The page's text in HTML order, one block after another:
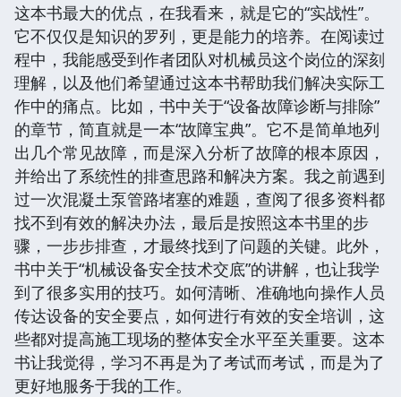
这本书最大的优点，在我看来，就是它的“实战性”。
它不仅仅是知识的罗列，更是能力的培养。在阅读过
程中，我能感受到作者团队对机械员这个岗位的深刻
理解，以及他们希望通过这本书帮助我们解决实际工
作中的痛点。比如，书中关于“设备故障诊断与排除”
的章节，简直就是一本“故障宝典”。它不是简单地列
出几个常见故障，而是深入分析了故障的根本原因，
并给出了系统性的排查思路和解决方案。我之前遇到
过一次混凝土泵管路堵塞的难题，查阅了很多资料都
找不到有效的解决办法，最后是按照这本书里的步
骤，一步步排查，才最终找到了问题的关键。此外，
书中关于“机械设备安全技术交底”的讲解，也让我学
到了很多实用的技巧。如何清晰、准确地向操作人员
传达设备的安全要点，如何进行有效的安全培训，这
些都对提高施工现场的整体安全水平至关重要。这本
书让我觉得，学习不再是为了考试而考试，而是为了
更好地服务于我的工作。